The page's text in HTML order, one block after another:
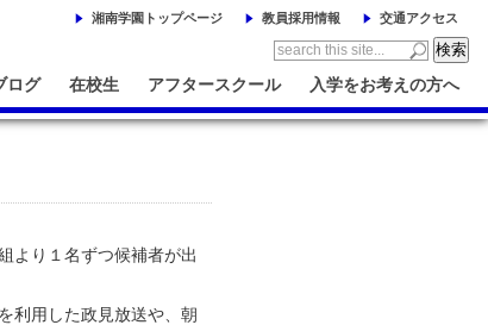
湘南学園トップページ 教員採用情報 交通アクセス
ログ 在校生 アフタースクール 入学をお考えの方へ
より１名ずつ候補者が出
利用した政見放送や、朝